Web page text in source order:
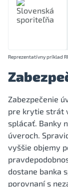
Reprezentatívny príklad
Zabezpečenie
pre krytie strát
splácať. Banky
úveroch.
vyššie objemy
dostane banka
porovnaní s